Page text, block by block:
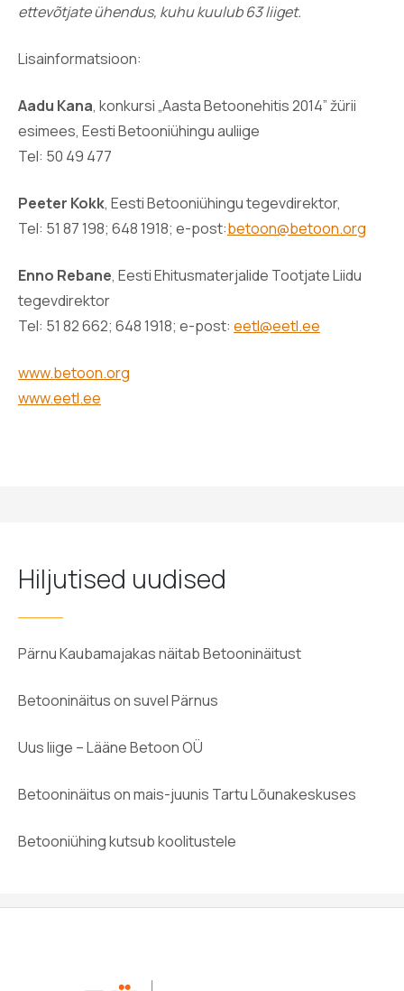
ettevõtjate ühendus, kuhu kuulub 63 liiget.
Lisainformatsioon:
Aadu Kana, konkursi „Aasta Betoonehitis 2014” žürii
esimees, Eesti Betooniühingu auliige
Tel: 50 49 477
Peeter Kokk, Eesti Betooniühingu tegevdirektor,
Tel: 51 87 198; 648 1918; e-post:betoon@betoon.org
Enno Rebane, Eesti Ehitusmaterjalide Tootjate Liidu
tegevdirektor
Tel: 51 82 662; 648 1918; e-post: eetl@eetl.ee
www.betoon.org
www.eetl.ee
Hiljutised uudised
Pärnu Kaubamajakas näitab Betooninäitust
Betooninäitus on suvel Pärnus
Uus liige – Lääne Betoon OÜ
Betooninäitus on mais-juunis Tartu Lõunakeskuses
Betooniühing kutsub koolitustele